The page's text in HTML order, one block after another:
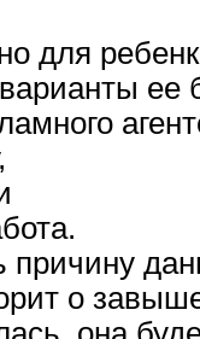
для
ее
о